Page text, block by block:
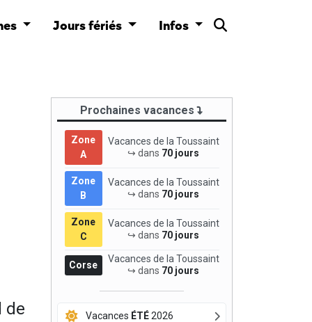
Jours fériés Infos
de
Prochaines vacances
Zone
A
Vacances de la Toussaint
↪ dans 70 jours
Zone
B
Vacances de la Toussaint
↪ dans 70 jours
Zone
C
Vacances de la Toussaint
↪ dans 70 jours
Corse
Vacances de la Toussaint
↪ dans 70 jours
Vacances ÉTÉ2026